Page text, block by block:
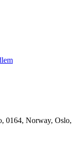
0164, Norway, Oslo,